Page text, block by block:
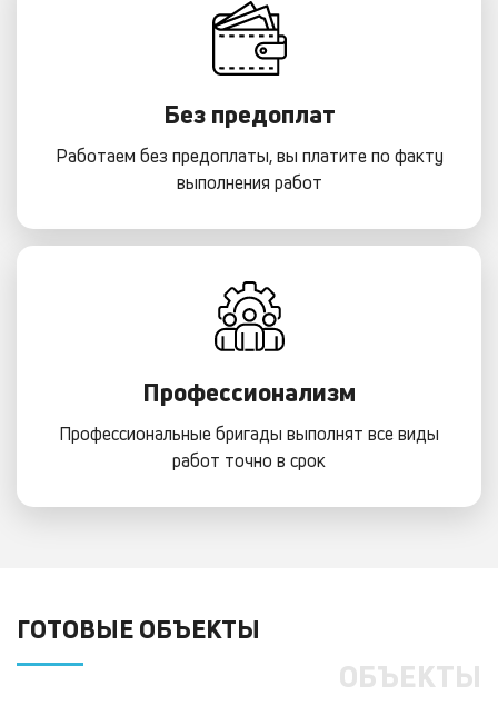
Без предоплат
Работаем без предоплаты, вы платите по факту
выполнения работ
Профессионализм
Профессиональные бригады выполнят все виды
работ точно в срок
ГОТОВЫЕ ОБЪЕКТЫ
ОБЪЕКТЫ